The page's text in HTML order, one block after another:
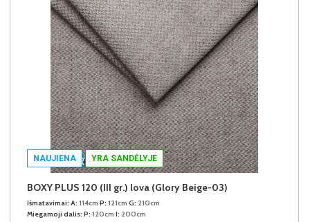
NAUJIENA YRA SANDĖLYJE
BOXY PLUS 120 (III gr.) lova (Glory Beige-03)
Išmatavimai: A: 114cm P: 121cm G: 210cm
Miegamoji dalis: P: 120cm I: 200cm